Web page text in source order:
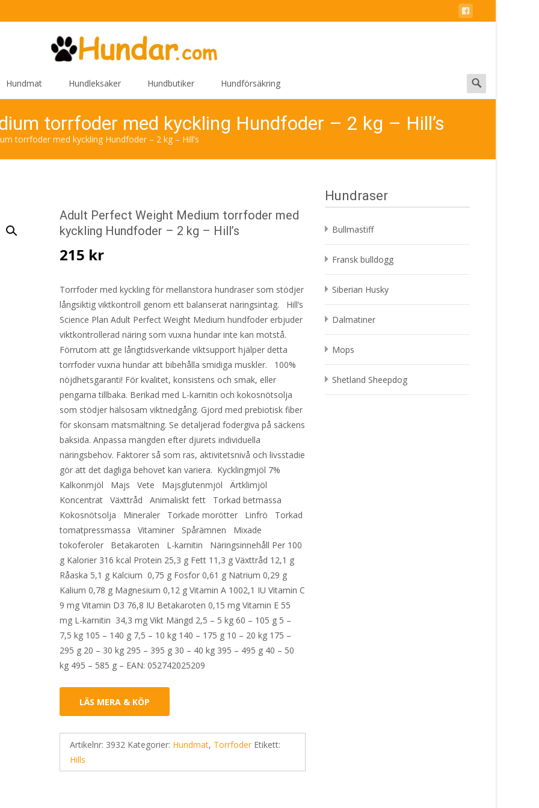
Hundmat Hundleksaker Hundbutiker Hundförsäkring
Search
for:
torrfoder med kyckling Hundfoder – 2 kg – Hill’s
torrfoder med kyckling Hundfoder – 2 kg – Hill’s
Adult Perfect Weight Medium torrfoder med
kyckling Hundfoder – 2 kg – Hill’s
215 kr
Torrfoder med kyckling för mellanstora hundraser som stödjer
långsiktig viktkontroll genom ett balanserat näringsintag. Hill’s
Science Plan Adult Perfect Weight Medium hundfoder erbjuder
viktkontrollerad näring som vuxna hundar inte kan motstå.
Förrutom att ge långtidsverkande viktsupport hjälper detta
torrfoder vuxna hundar att bibehålla smidiga muskler. 100%
nöjdhetsgaranti! För kvalitet, konsistens och smak, eller
pengarna tillbaka. Berikad med L-karnitin och kokosnötsolja
som stödjer hälsosam viktnedgång. Gjord med prebiotisk fiber
för skonsam matsmältning. Se detaljerad fodergiva på säckens
baksida. Anpassa mängden efter djurets individuella
näringsbehov. Faktorer så som ras, aktivitetsnivå och livsstadie
gör att det dagliga behovet kan variera. Kycklingmjöl 7%
Kalkonmjöl Majs Vete Majsglutenmjöl Ärtklimjöl
Koncentrat Växttråd Animaliskt fett Torkad betmassa
Kokosnötsolja Mineraler Torkade morötter Linfrö Torkad
tomatpressmassa Vitaminer Spårämnen Mixade
tokoferoler Betakaroten L-karnitin Näringsinnehåll Per 100
g Kalorier 316 kcal Protein 25,3 g Fett 11,3 g Växttråd 12,1 g
Råaska 5,1 g Kalcium 0,75 g Fosfor 0,61 g Natrium 0,29 g
Kalium 0,78 g Magnesium 0,12 g Vitamin A 1002,1 IU Vitamin C
9 mg Vitamin D3 76,8 IU Betakaroten 0,15 mg Vitamin E 55
mg L-karnitin 34,3 mg Vikt Mängd 2,5 – 5 kg 60 – 105 g 5 –
7,5 kg 105 – 140 g 7,5 – 10 kg 140 – 175 g 10 – 20 kg 175 –
295 g 20 – 30 kg 295 – 395 g 30 – 40 kg 395 – 495 g 40 – 50
kg 495 – 585 g – EAN: 052742025209
LÄS MERA & KÖP
Artikelnr: 3932 Kategorier: Hundmat, Torrfoder Etikett:
Hills
Hundraser
Bullmastiff
Fransk bulldogg
Siberian Husky
Dalmatiner
Mops
Shetland Sheepdog